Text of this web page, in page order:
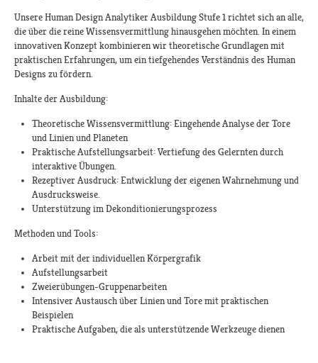
Unsere Human Design Analytiker Ausbildung Stufe 1 richtet sich an alle,
die über die reine Wissensvermittlung hinausgehen möchten. In einem
innovativen Konzept kombinieren wir theoretische Grundlagen mit
praktischen Erfahrungen, um ein tiefgehendes Verständnis des Human
Designs zu fördern.
Inhalte der Ausbildung:​
Theoretische Wissensvermittlung: Eingehende Analyse der Tore
und Linien und Planeten
Praktische Aufstellungsarbeit: Vertiefung des Gelernten durch
interaktive Übungen.
Rezeptiver Ausdruck: Entwicklung der eigenen Wahrnehmung und
Ausdrucksweise.
Unterstützung im Dekonditionierungsprozess
Methoden und Tools:
Arbeit mit der individuellen Körpergrafik
Aufstellungsarbeit
Zweierübungen-Gruppenarbeiten
Intensiver Austausch über Linien und Tore mit praktischen
Beispielen
Praktische Aufgaben, die als unterstützende Werkzeuge dienen